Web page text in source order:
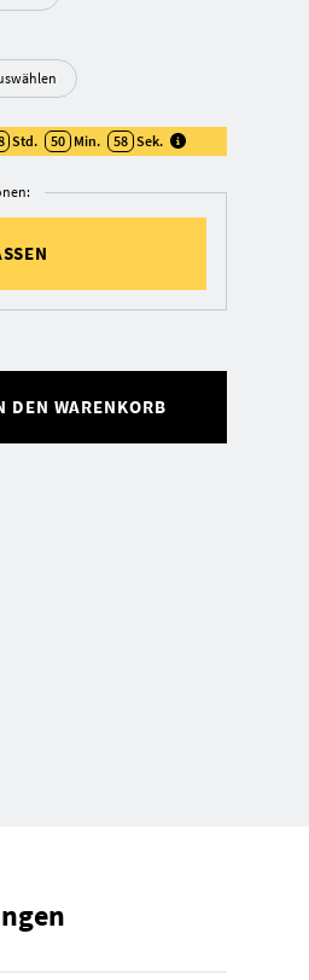
Std. 50 Min. 57 Sek.
DEN WARENKORB